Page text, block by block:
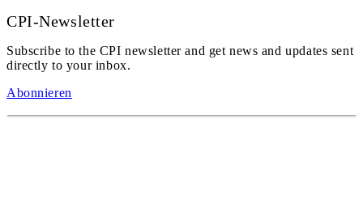
CPI-Newsletter
Subscribe to the CPI newsletter and get news and updates sent
directly to your inbox.
Abonnieren